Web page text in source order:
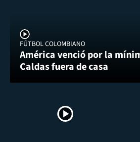
FÚTBOL COLOMBIANO
América venció por la
Caldas fuera de casa